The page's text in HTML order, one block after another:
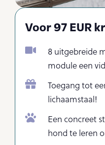
Voor 97 EUR
8 uitgebreide
module een
Toegang tot
lichaamstaal!
Een concreet
hond te leren